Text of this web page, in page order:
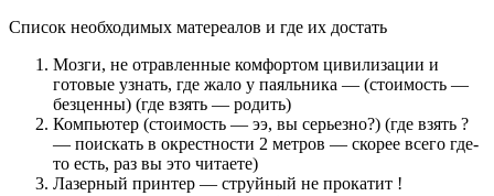
Список необходимых матереалов и где их достать
Мозги, не отравленные комфортом цивилизации и
готовые узнать, где жало у паяльника — (стоимость —
безценны) (где взять — родить)
Компьютер (стоимость — ээ, вы серьезно?) (где взять ?
— поискать в окрестности 2 метров — скорее всего где-
то есть, раз вы это читаете)
Лазерный принтер — струйный не прокатит !